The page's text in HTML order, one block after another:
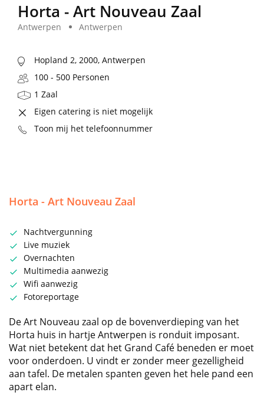
Horta - Art Nouveau Zaal
Antwerpen Antwerpen
Hopland 2, 2000, Antwerpen
100 - 500 Personen
1 Zaal
Eigen catering is niet mogelijk
Toon mij het telefoonnummer
Horta - Art Nouveau Zaal
Nachtvergunning
Live muziek
Overnachten
Multimedia aanwezig
Wifi aanwezig
Fotoreportage
De Art Nouveau zaal op de bovenverdieping van het
Horta huis in hartje Antwerpen is ronduit imposant.
Wat niet betekent dat het Grand Café beneden er moet
voor onderdoen. U vindt er zonder meer gezelligheid
aan tafel. De metalen spanten geven het hele pand een
apart elan.